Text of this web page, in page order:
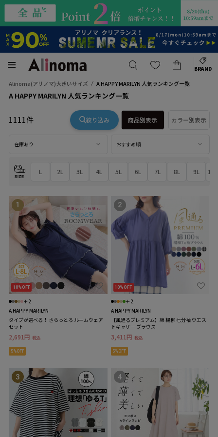
BRAND
Alinoma(アリノマ)大きいサイズ A HAPPY MARILYN 人気ランキング一覧
A HAPPY MARILYN 人気ランキング一覧
1111件 絞り込み 商品別表示 カラー別表示
在庫あり おすすめ順
L 2L 3L 4L 5L 6L 7L 8L 9L
10%OFF
1
＋2
A HAPPY MARILYN
タイプが選べる！ さらっとろ ルームウェア
セット
2,691円 税込
5%OFF
10%OFF
2
＋2
A HAPPY MARILYN
【風通るプレミアム】綿 楊柳 七分袖 ウエス
トギャザー ブラウス
3,411円 税込
5%OFF
3 4